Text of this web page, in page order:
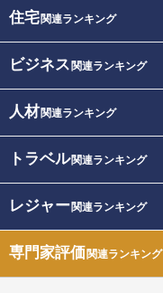
住宅関連ランキング
ビジネス 関連ランキング
人材関連ランキング
トラベル関連ランキング
レジャー関連ランキング
専門家評価関連ランキング